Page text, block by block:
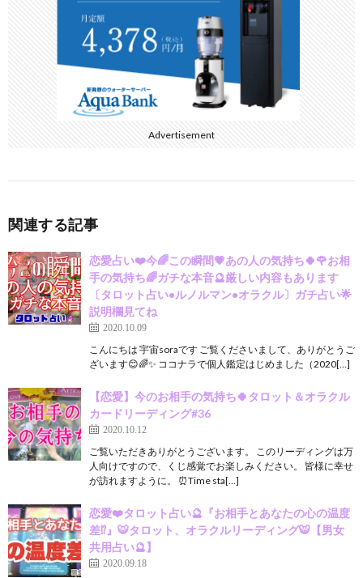
Advertisement
関連する記事
恋愛占い❤️今🌈この瞬間💗あの人の気持ち🍀🌹お相
手の気持ち🌈ガチな本音🔮厳しい内容もあります
〔タロット占い•ルノルマン•オラクル〕ガチ占い🌟
説明欄見てね
2020.10.09
こんにちは 宇宙soraです ご覧くださいまして、ありがとうご
ざいます😊🌈✨ ココナラで個人鑑定はじめました（2020[…]
【恋愛】今のお相手の気持ち🍀タロット＆オラクル
カードリーディング#36
2020.10.12
ご覧いただきありがとうございます。 このリーディングは万
人向けですので、くじ感覚でお楽しみください。 皆様に幸せ
が訪れますように。 ⏰Time sta[…]
恋愛❤️タロット占い🔮『お相手とあなたの心の温度
差⁉️』🐯タロット、オラクルリーディング🐯【男女
共用占い🔮】
2020.09.18